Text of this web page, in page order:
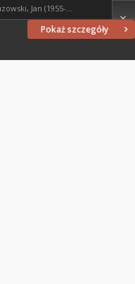
Pokaż szczegóły
Guzowski, Jan (1955- ). Redaktor naczelny